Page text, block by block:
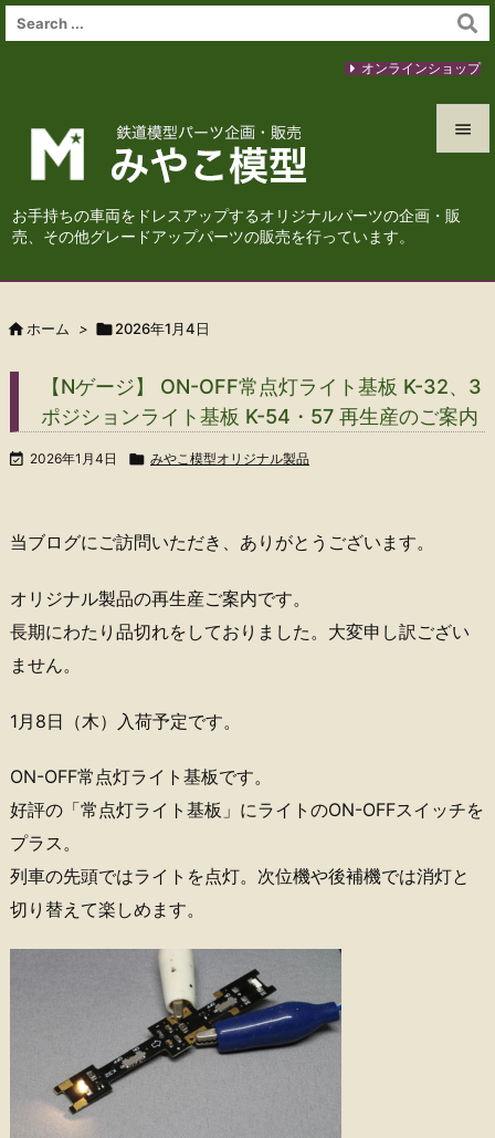
お手持ちの車両をドレスアップするオリジナルパーツの企画・販
売、その他グレードアップパーツの販売を行っています。




検索
オンラインショップ
 ホーム > 2026年1月4日
【Nゲージ】 ON-OFF常点灯ライト基板 K-32、3
ポジションライト基板 K-54・57 再生産のご案内
 2026年1月4日  みやこ模型オリジナル製品
当ブログにご訪問いただき、ありがとうございます。
オリジナル製品の再生産ご案内です。
長期にわたり品切れをしておりました。大変申し訳ござい
ません。
1月8日（木）入荷予定です。
ON-OFF常点灯ライト基板です。
好評の「常点灯ライト基板」にライトのON-OFFスイッチを
プラス。
列車の先頭ではライトを点灯。次位機や後補機では消灯と
切り替えて楽しめます。